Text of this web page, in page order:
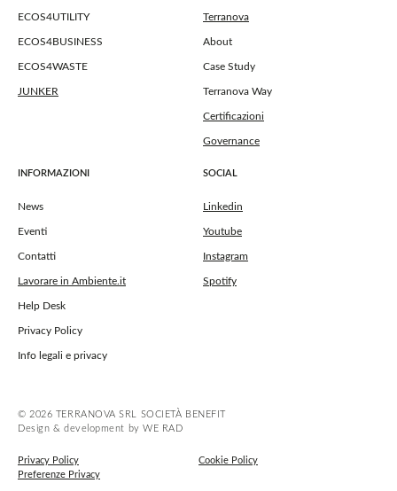
ECOS4UTILITY
ECOS4BUSINESS
ECOS4WASTE
JUNKER
Terranova
About
Case Study
Terranova Way
Certificazioni
Governance
INFORMAZIONI
News
Eventi
Contatti
Lavorare in Ambiente.it
Help Desk
Privacy Policy
Info legali e privacy
SOCIAL
Linkedin
Youtube
Instagram
Spotify
© 2026 TERRANOVA SRL SOCIETÀ BENEFIT
Design & development by WE RAD
Privacy Policy
Cookie Policy
Preferenze Privacy